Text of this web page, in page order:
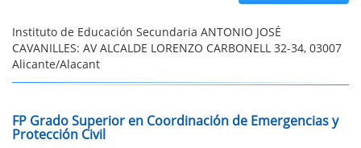
Instituto de Educación Secundaria ANTONIO JOSÉ
CAVANILLES: AV ALCALDE LORENZO CARBONELL 32-34, 03007
Alicante/Alacant
FP Grado Superior en Coordinación de Emergencias y
Protección Civil